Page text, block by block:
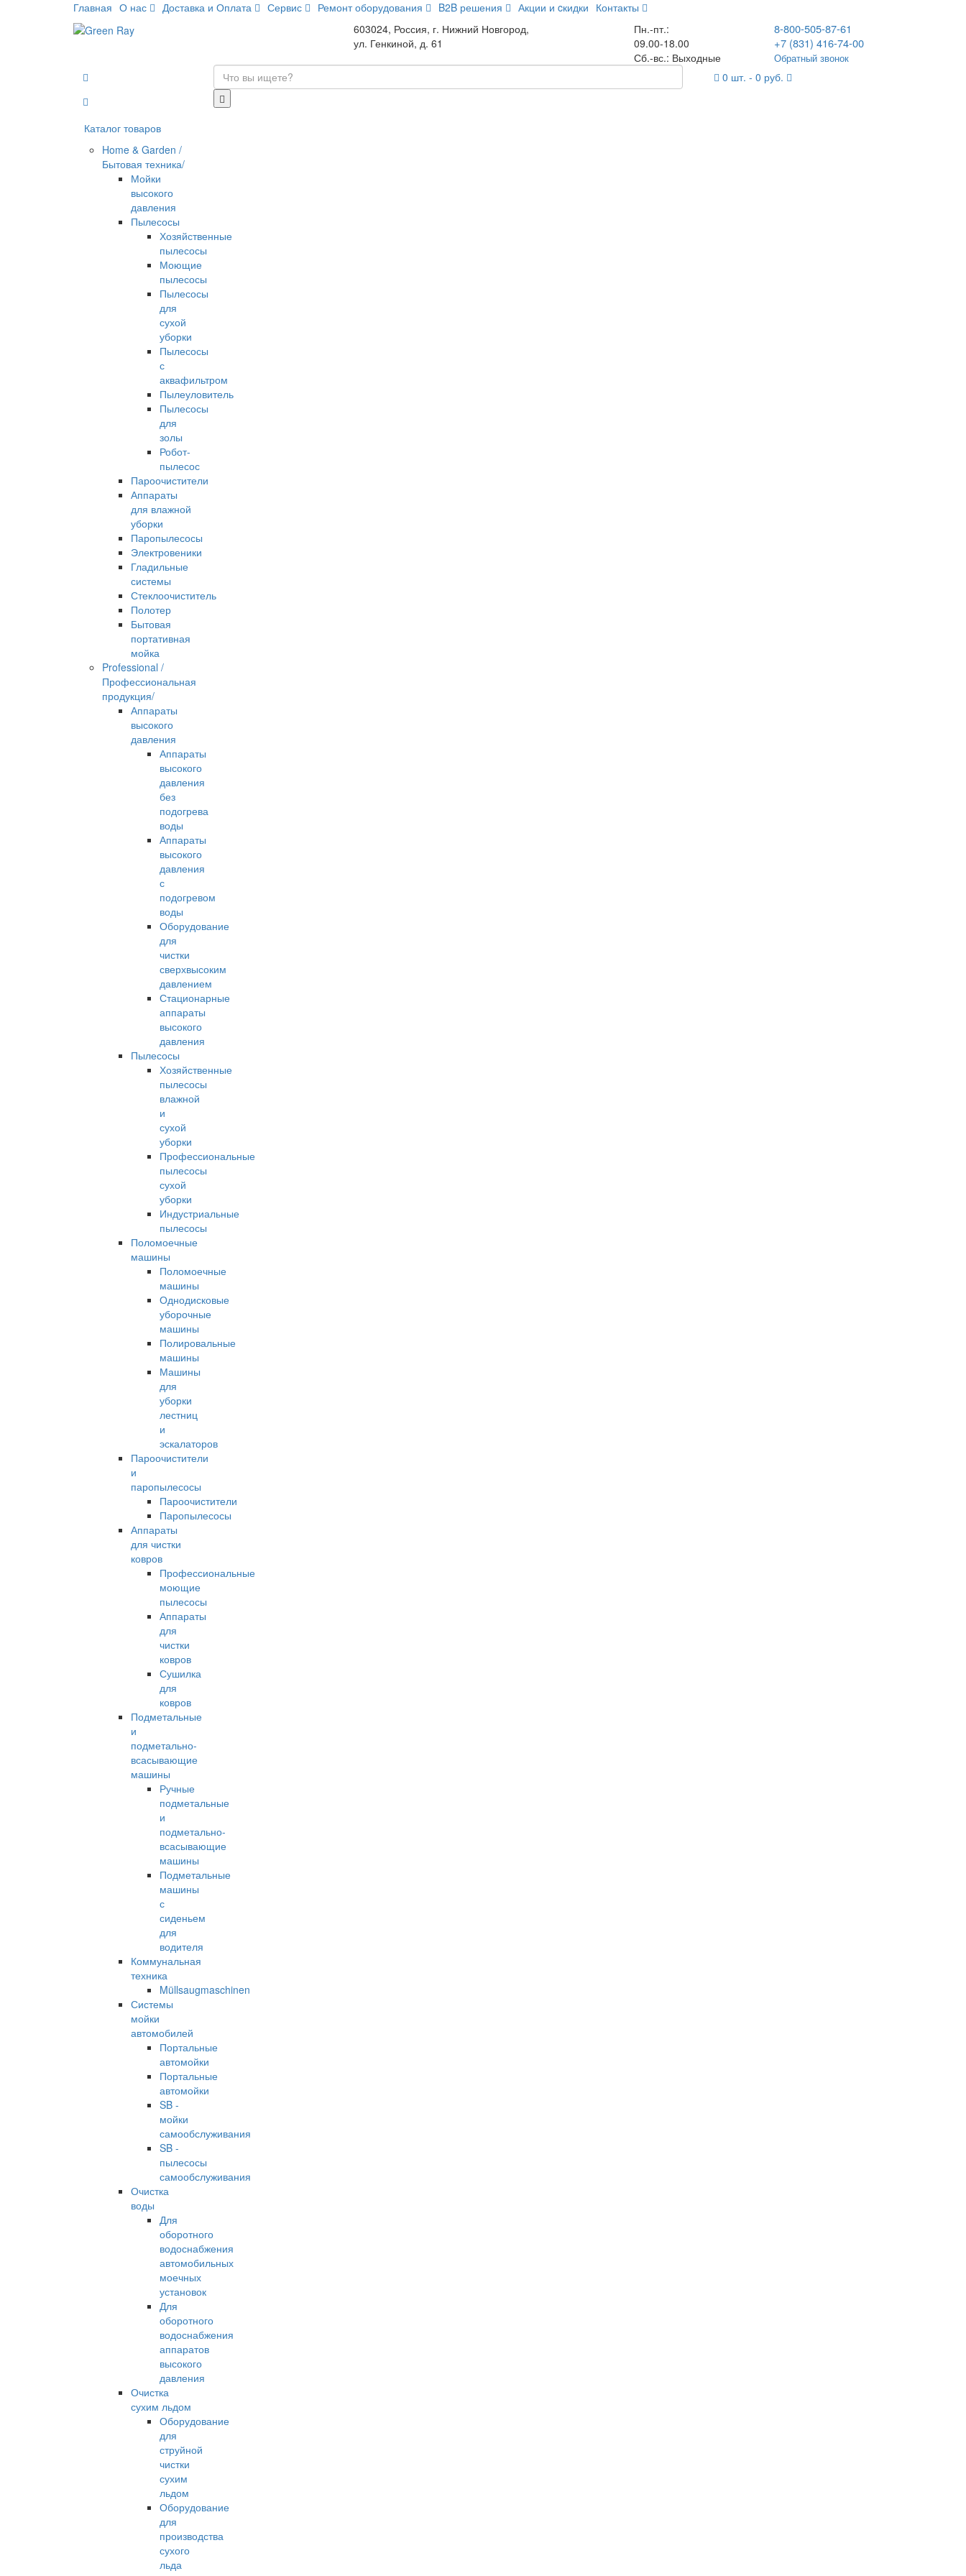
Главная О нас Доставка и Оплата Сервис Ремонт оборудования B2B решения Акции и cкидки Контакты
603024, Россия, г. Нижний Новгород,
ул. Генкиной, д. 61
Пн.-пт.:
09.00-18.00
Сб.-вс.: Выходные
8-800-505-87-61
+7 (831) 416-74-00
Обратный звонок
Каталог товаров
Home & Garden /
Бытовая техника/
Мойки
высокого
давления
Пылесосы
Хозяйственные
пылесосы
Моющие
пылесосы
Пылесосы
для
сухой
уборки
Пылесосы
с
аквафильтром
Пылеуловитель
Пылесосы
для
золы
Робот-
пылесос
Пароочистители
Аппараты
для влажной
уборки
Паропылесосы
Электровеники
Гладильные
системы
Стеклоочиститель
Полотер
Бытовая
портативная
мойка
Professional /
Профессиональная
продукция/
Аппараты
высокого
давления
Аппараты
высокого
давления
без
подогрева
воды
Аппараты
высокого
давления
с
подогревом
воды
Оборудование
для
чистки
сверхвысоким
давлением
Стационарные
аппараты
высокого
давления
Пылесосы
Хозяйственные
пылесосы
влажной
и
сухой
уборки
Профессиональные
пылесосы
сухой
уборки
Индустриальные
пылесосы
Поломоечные
машины
Поломоечные
машины
Однодисковые
уборочные
машины
Полировальные
машины
Машины
для
уборки
лестниц
и
эскалаторов
Пароочистители
и
паропылесосы
Пароочистители
Паропылесосы
Аппараты
для чистки
ковров
Профессиональные
моющие
пылесосы
Аппараты
для
чистки
ковров
Сушилка
для
ковров
Подметальные
и
подметально-
всасывающие
машины
Ручные
подметальные
и
подметально-
всасывающие
машины
Подметальные
машины
с
сиденьем
для
водителя
Коммунальная
техника
Müllsaugmaschinen
Системы
мойки
автомобилей
Портальные
автомойки
Портальные
автомойки
SB -
мойки
самообслуживания
SB -
пылесосы
самообслуживания
Очистка
воды
Для
оборотного
водоснабжения
автомобильных
моечных
установок
Для
оборотного
водоснабжения
аппаратов
высокого
давления
Очистка
сухим льдом
Оборудование
для
струйной
чистки
сухим
льдом
Оборудование
для
производства
сухого
льда
0 шт. - 0 руб.